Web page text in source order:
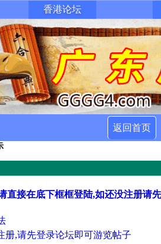
香港论坛
返回首页
直接在底下框框登陆,如还没注册请
册,请先登录论坛即可游览帖子